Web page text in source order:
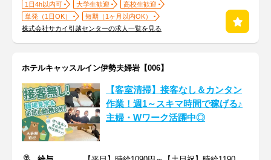
1日4h以内可 大学生歓迎
高校生歓迎
単発（1日OK）
短期（1ヶ月以内OK）
株式会社サカイ引越センターの求人一覧を見る
ホテルキャッスルイン伊勢夫婦岩【006】
【客室清掃】接客なし＆カンタン
作業！週1～スキマ時間で稼げる♪
主婦・Wワーク活躍中◎